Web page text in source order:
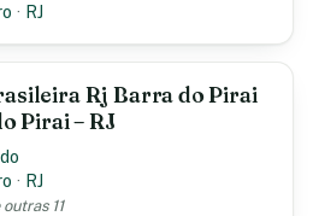
· RJ
Rj Barra do Pirai
Pirai – RJ
· RJ
outras 11